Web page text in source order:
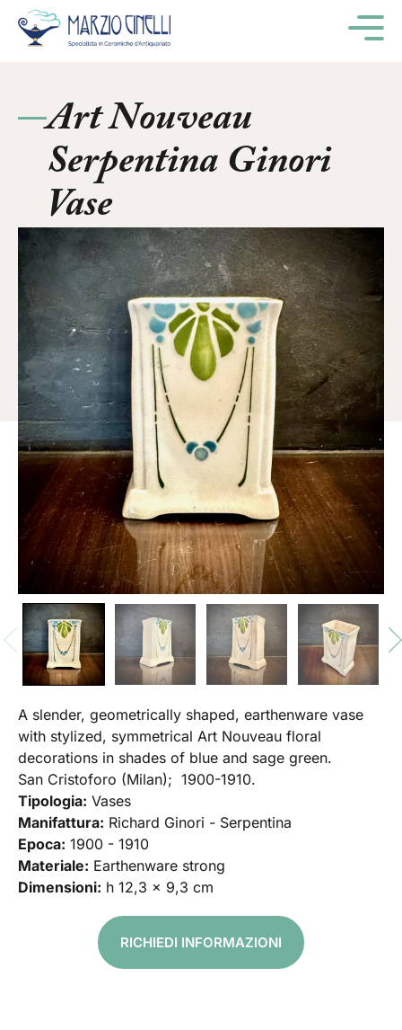
Art Nouveau
Serpentina Ginori
Vase
A slender, geometrically shaped, earthenware vase
with stylized, symmetrical Art Nouveau floral
decorations in shades of blue and sage green.
San Cristoforo (Milan); 1900-1910.
Tipologia: Vases
Manifattura: Richard Ginori - Serpentina
Epoca: 1900 - 1910
Materiale: Earthenware strong
Dimensioni: h 12,3 x 9,3 cm
RICHIEDI INFORMAZIONI